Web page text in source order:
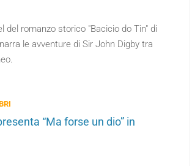
del romanzo storico "Bacicio do Tin" di
le avventure di Sir John Digby tra
“Ma forse un dio” in